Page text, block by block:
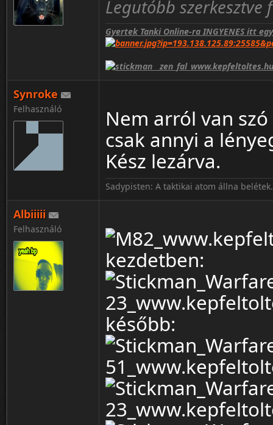
Legutóbb
Gyertek Tanki Online-ra INGYENES itt
Synroke
Felhasználó
Nem arról van
csak annyi a
Kész lezárva.
Sadypisten: A taktikai atom állna belétek.
Albiiiii
Felhasználó
kezdetben:
később: